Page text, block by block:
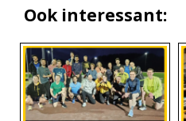
Ook interessant: